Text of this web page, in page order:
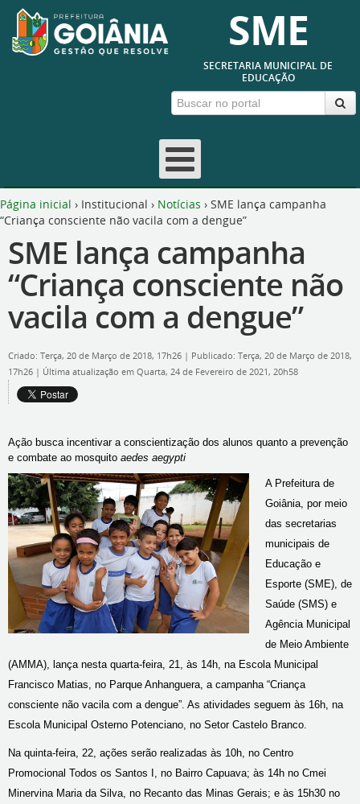
SME
SECRETARIA MUNICIPAL DE
EDUCAÇÃO
Página inicial › Institucional › Notícias › SME lança campanha
“Criança consciente não vacila com a dengue”
SME lança campanha
“Criança consciente não
vacila com a dengue”
Criado: Terça, 20 de Março de 2018, 17h26 | Publicado: Terça, 20 de Março de 2018,
17h26 | Última atualização em Quarta, 24 de Fevereiro de 2021, 20h58
Ação busca incentivar a conscientização dos alunos quanto a prevenção
e combate ao mosquito aedes aegypti
A Prefeitura de
Goiânia, por meio
das secretarias
municipais de
Educação e
Esporte (SME), de
Saúde (SMS) e
Agência Municipal
de Meio Ambiente
(AMMA), lança nesta quarta-feira, 21, às 14h, na Escola Municipal
Francisco Matias, no Parque Anhanguera, a campanha “Criança
consciente não vacila com a dengue”. As atividades seguem às 16h, na
Escola Municipal Osterno Potenciano, no Setor Castelo Branco.
Na quinta-feira, 22, ações serão realizadas às 10h, no Centro
Promocional Todos os Santos I, no Bairro Capuava; às 14h no Cmei
Minervina Maria da Silva, no Recanto das Minas Gerais; e às 15h30 no